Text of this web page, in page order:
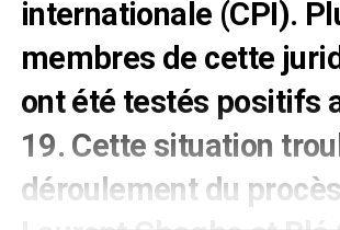
internationale (CPI).
membres de cette
ont été testés positifs
19. Cette situation
déroulement du